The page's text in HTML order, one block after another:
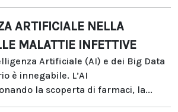
ARTIFICIALE NELLA
MALATTIE INFETTIVE
Artificiale (AI) e dei Big Data
è innegabile. L’AI
la scoperta di farmaci, la...